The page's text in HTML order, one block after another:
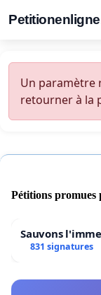
Un paramètre
retourner à la
Pétitions
Sauvons
831 signatures